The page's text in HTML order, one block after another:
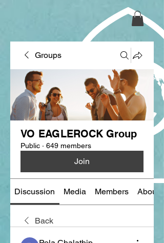
Groups
VO EAGLEROCK Group
Public · 649 members
Join
Discussion Media Members About
Back